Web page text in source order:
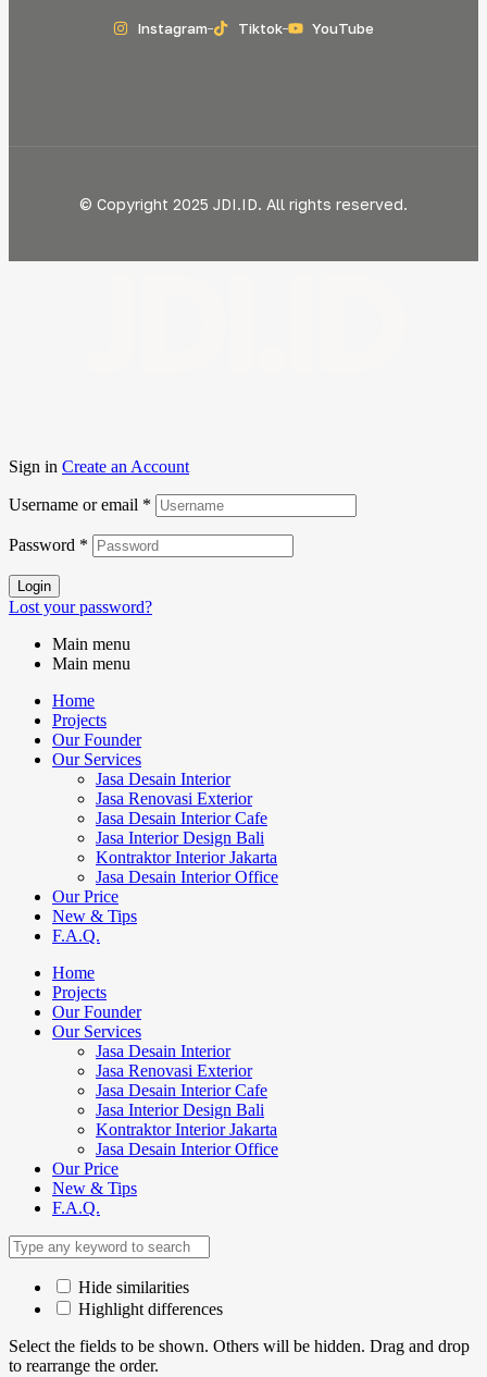
Instagram Tiktok YouTube
© Copyright 2025 JDI.ID. All rights reserved.
Sign in Create an Account
Username or email *
Password *
Login
Lost your password?
Main menu
Main menu
Home
Projects
Our Founder
Our Services
Jasa Desain Interior
Jasa Renovasi Exterior
Jasa Desain Interior Cafe
Jasa Interior Design Bali
Kontraktor Interior Jakarta
Jasa Desain Interior Office
Our Price
New & Tips
F.A.Q.
Home
Projects
Our Founder
Our Services
Jasa Desain Interior
Jasa Renovasi Exterior
Jasa Desain Interior Cafe
Jasa Interior Design Bali
Kontraktor Interior Jakarta
Jasa Desain Interior Office
Our Price
New & Tips
F.A.Q.
Hide similarities
Highlight differences
Select the fields to be shown. Others will be hidden. Drag and drop
to rearrange the order.